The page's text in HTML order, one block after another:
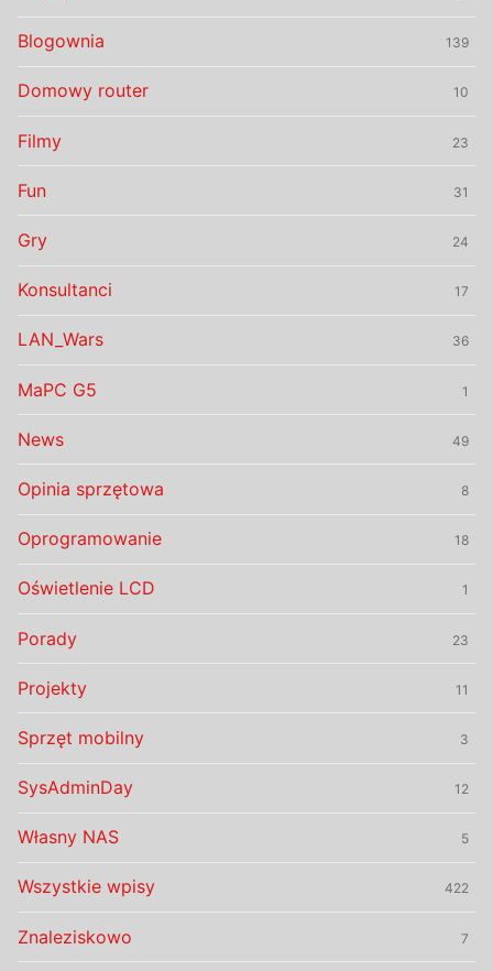
Blogownia 139
Domowy router 10
Filmy 23
Fun 31
Gry 24
Konsultanci 17
LAN_Wars 36
MaPC G5 1
News 49
Opinia sprzętowa 8
Oprogramowanie 18
Oświetlenie LCD 1
Porady 23
Projekty 11
Sprzęt mobilny 3
SysAdminDay 12
Własny NAS 5
Wszystkie wpisy 422
Znaleziskowo 7